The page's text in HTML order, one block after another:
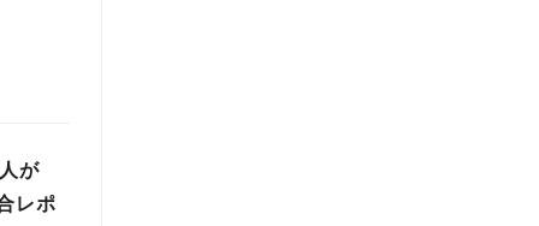
が
レポ